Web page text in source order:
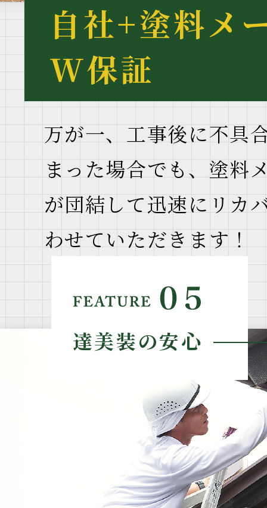
自社+塗料メ
W保証
万が一、工事後に不具
まった場合でも、塗料
が団結して迅速にリカ
わせていただきます！
達美装の安心